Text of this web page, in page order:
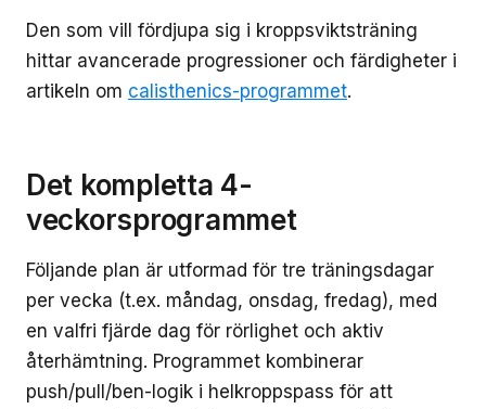
Den som vill fördjupa sig i kroppsviktsträning
hittar avancerade progressioner och färdigheter i
artikeln om calisthenics-programmet.
Det kompletta 4-
veckorsprogrammet
Följande plan är utformad för tre träningsdagar
per vecka (t.ex. måndag, onsdag, fredag), med
en valfri fjärde dag för rörlighet och aktiv
återhämtning. Programmet kombinerar
push/pull/ben-logik i helkroppspass för att